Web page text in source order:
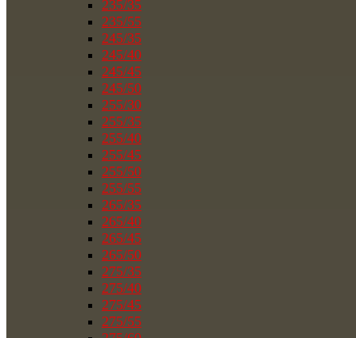
235/35
235/55
245/35
245/40
245/45
245/50
255/30
255/35
255/40
255/45
255/50
255/55
265/35
265/40
265/45
265/50
275/35
275/40
275/45
275/55